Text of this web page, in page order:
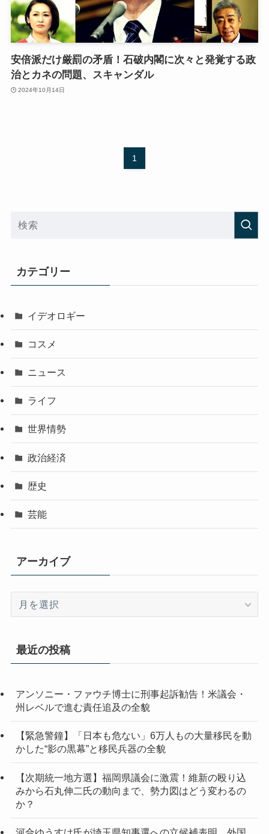
安倍派だけ厳罰の矛盾！石破内閣に次々と発覚する政
治とカネの問題、スキャンダル
2024年10月14日
1
カテゴリー
イデオロギー
コスメ
ニュース
ライフ
世界情勢
政治経済
歴史
芸能
アーカイブ
イ
最近の投稿
アンソニー・ファウチ博士に刑事起訴勧告！米議会・
州レベルで進む責任追及の全貌
【緊急警鐘】「日本も危ない」6万人もの大量移民を動
かした“影の黒幕”と移民兵器の全貌
【次期統一地方選】福岡県議会に激震！維新の殴り込
みから石丸伸二氏の動向まで、勢力図はどう変わるの
か？